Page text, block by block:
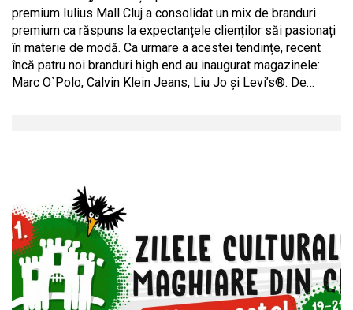
premium Iulius Mall Cluj a consolidat un mix de branduri
premium ca răspuns la expectanțele clienților săi pasionați
în materie de modă. Ca urmare a acestei tendințe, recent
încă patru noi branduri high end au inaugurat magazinele:
Marc O`Polo, Calvin Klein Jeans, Liu Jo și Levi’s®. De…